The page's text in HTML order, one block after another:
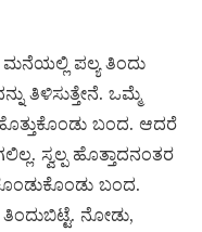
ಮನೆಯಲ್ಲಿ ಪಲ್ಯ ತಿಂದು
ತಿಳಿಸುತ್ತೇನೆ. ಒಮ್ಮೆ
ಬಂದ. ಆದರೆ
ಸ್ವಲ್ಪ ಹೊತ್ತಾದನಂತರ
ಬಂದ.
ನೋಡು,